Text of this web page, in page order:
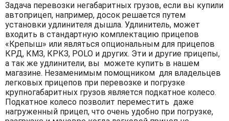
Задача перевозки негабаритных грузов, если вы купили
автоприцеп, например, досок решается путем
установки удлинителя дышла. Удлинитель, может
входить в стандартную комплектацию прицепов
«Крепыш» или являться опциональным для прицепов
КРД, КМЗ, КРКЗ, POLO и других. Эти и другие прицепы,
а так же удлинители, вы можете купить в нашем
магазине. Незаменимым помощником для владельцев
легковых прицепов при перевозке и погрузке
крупногабаритных грузов является подкатное колесо.
Подкатное колесо позволит переместить даже
нагруженный прицеп, что очень удобно при погрузке,